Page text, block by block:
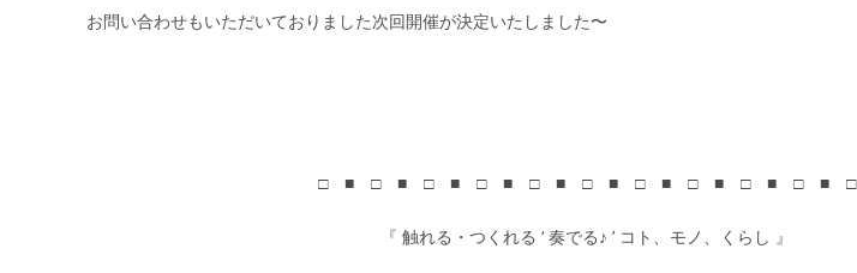
お問い合わせもいただいておりました次回開催が決定いたしました〜
□ ■ □ ■ □ ■ □ ■ □ ■ □ ■ □ ■ □ ■ □ ■ □ ■ □
『 触れる・つくれる ‘ 奏でる♪ ’ コト、モノ、くらし 』